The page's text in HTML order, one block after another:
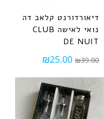
דיאורדורנט קלאב דה
נואי לאישה CLUB
DE NUIT
₪39.00
₪25.00